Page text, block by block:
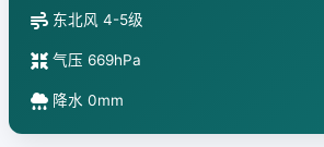
东北风 4-5级
气压 669hPa
降水 0mm